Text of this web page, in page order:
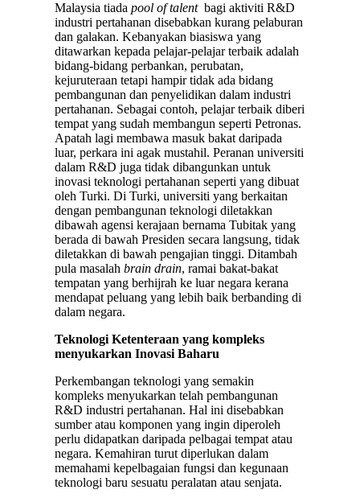
Malaysia tiada pool of talent bagi aktiviti R&D
industri pertahanan disebabkan kurang pelaburan
dan galakan. Kebanyakan biasiswa yang
ditawarkan kepada pelajar-pelajar terbaik adalah
bidang-bidang perbankan, perubatan,
kejuruteraan tetapi hampir tidak ada bidang
pembangunan dan penyelidikan dalam industri
pertahanan. Sebagai contoh, pelajar terbaik diberi
tempat yang sudah membangun seperti Petronas.
Apatah lagi membawa masuk bakat daripada
luar, perkara ini agak mustahil. Peranan universiti
dalam R&D juga tidak dibangunkan untuk
inovasi teknologi pertahanan seperti yang dibuat
oleh Turki. Di Turki, universiti yang berkaitan
dengan pembangunan teknologi diletakkan
dibawah agensi kerajaan bernama Tubitak yang
berada di bawah Presiden secara langsung, tidak
diletakkan di bawah pengajian tinggi. Ditambah
pula masalah brain drain, ramai bakat-bakat
tempatan yang berhijrah ke luar negara kerana
mendapat peluang yang lebih baik berbanding di
dalam negara.
Teknologi Ketenteraan yang kompleks
menyukarkan Inovasi Baharu
Perkembangan teknologi yang semakin
kompleks menyukarkan telah pembangunan
R&D industri pertahanan. Hal ini disebabkan
sumber atau komponen yang ingin diperoleh
perlu didapatkan daripada pelbagai tempat atau
negara. Kemahiran turut diperlukan dalam
memahami kepelbagaian fungsi dan kegunaan
teknologi baru sesuatu peralatan atau senjata.